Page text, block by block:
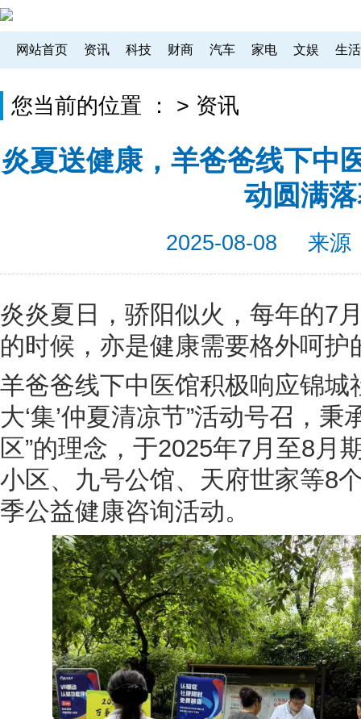
网站首页 资讯 科技 财商 汽车 家电 文娱 生活
您当前的位置 ： > 资讯
炎夏送健康，羊爸爸线下中
动圆满
2025-08-08 来源
炎炎夏日，骄阳似火，每年的7
的时候，亦是健康需要格外呵护
羊爸爸线下中医馆积极响应锦城
大‘集’仲夏清凉节”活动号召，秉
区”的理念，于2025年7月至8月
小区、九号公馆、天府世家等8
季公益健康咨询活动。